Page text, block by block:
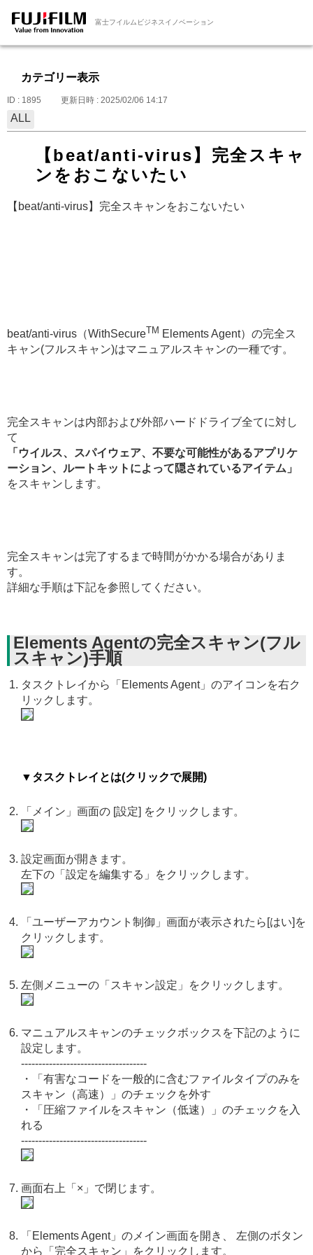
富士フイルムビジネスイノベーション
カテゴリー表示
ID : 1895 更新日時 : 2025/02/06 14:17
ALL
【beat/anti-virus】完全スキャ
ンをおこないたい
【beat/anti-virus】完全スキャンをおこないたい
beat/anti-virus（WithSecureTM Elements Agent）の完全ス
キャン(フルスキャン)はマニュアルスキャンの一種です。
完全スキャンは内部および外部ハードドライブ全てに対し
て
「ウイルス、スパイウェア、不要な可能性があるアプリケ
ーション、ルートキットによって隠されているアイテム」
をスキャンします。
完全スキャンは完了するまで時間がかかる場合がありま
す。
詳細な手順は下記を参照してください。
Elements Agentの完全スキャン(フル
スキャン)手順
タスクトレイから「Elements Agent」のアイコンを右ク
リックします。
▼タスクトレイとは(クリックで展開)
「メイン」画面の [設定] をクリックします。
設定画面が開きます。
左下の「設定を編集する」をクリックします。
「ユーザーアカウント制御」画面が表示されたら[はい]を
クリックします。
左側メニューの「スキャン設定」をクリックします。
マニュアルスキャンのチェックボックスを下記のように
設定します。
------------------------------------
・「有害なコードを一般的に含むファイルタイプのみを
スキャン（高速）」のチェックを外す
・「圧縮ファイルをスキャン（低速）」のチェックを入
れる
------------------------------------
画面右上「×」で閉じます。
「Elements Agent」のメイン画面を開き、 左側のボタン
から「完全スキャン」をクリックします。